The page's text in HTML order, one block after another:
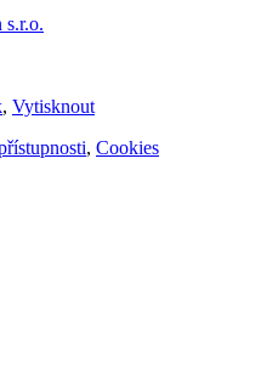
s.r.o.
, Vytisknout
, Cookies